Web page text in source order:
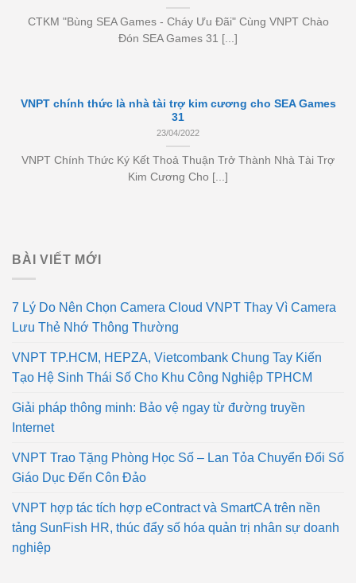
CTKM "Bùng SEA Games - Cháy Ưu Đãi" Cùng VNPT Chào
Đón SEA Games 31 [...]
VNPT chính thức là nhà tài trợ kim cương cho SEA Games
31
23/04/2022
VNPT Chính Thức Ký Kết Thoả Thuận Trở Thành Nhà Tài Trợ
Kim Cương Cho [...]
BÀI VIẾT MỚI
7 Lý Do Nên Chọn Camera Cloud VNPT Thay Vì Camera
Lưu Thẻ Nhớ Thông Thường
VNPT TP.HCM, HEPZA, Vietcombank Chung Tay Kiến
Tạo Hệ Sinh Thái Số Cho Khu Công Nghiệp TPHCM
Giải pháp thông minh: Bảo vệ ngay từ đường truyền
Internet
VNPT Trao Tặng Phòng Học Số – Lan Tỏa Chuyển Đổi Số
Giáo Dục Đến Côn Đảo
VNPT hợp tác tích hợp eContract và SmartCA trên nền
tảng SunFish HR, thúc đẩy số hóa quản trị nhân sự doanh
nghiệp